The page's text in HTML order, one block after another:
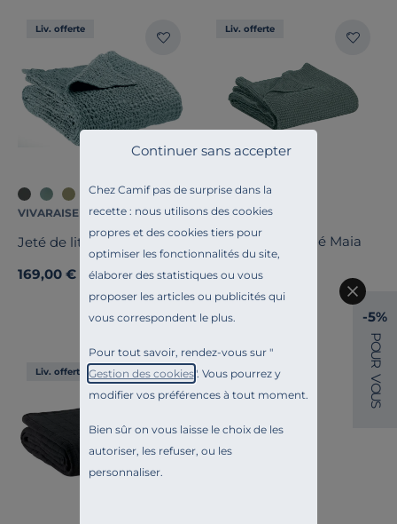
Chez Camif pas de surprise dans la
recette : nous utilisons des cookies
propres et des cookies tiers pour
optimiser les fonctionnalités du site,
élaborer des statistiques ou vous
proposer les articles ou publicités qui
vous correspondent le plus.
Pour tout savoir, rendez-vous sur "
Gestion des cookies". Vous pourrez y
modifier vos préférences à tout moment.
Bien sûr on vous laisse le choix de les
autoriser, les refuser, ou les
personnaliser.
Continuer sans accepter
Liv. offerte
+3
VIVARAISE
Jeté de lit Tana
169,00 €
Liv. offerte
VIVARAISE
Jeté coton recyclé Maia
139,00 €
Liv. offerte
-5%
P
O
U
R
V
O
U
S